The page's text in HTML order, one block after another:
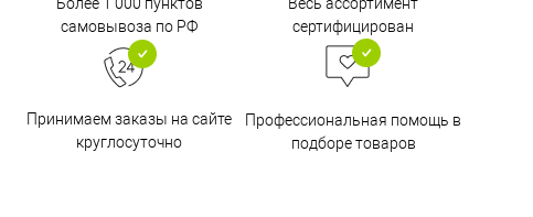
самовывоза по РФ
сертифицирован
Принимаем заказы на сайте
круглосуточно
Профессиональная помощь в
подборе товаров